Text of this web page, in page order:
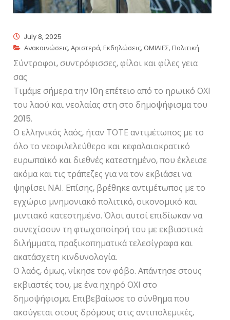
July 8, 2025
Ανακοινώσεις,Αριστερά,Εκδηλώσεις, ΟΜΙΛΙΕΣ,Πολιτική
Σύντροφοι, συντρόφισσες, φίλοι και φίλες γεια
σας
Τιμάμε σήμερα την 10η επέτειο από το ηρωικό ΟΧΙ
του λαού και νεολαίας στη στο δημοψήφισμα του
2015.
Ο ελληνικός λαός, ήταν ΤΟΤΕ αντιμέτωπος με το
όλο το νεοφιλελεύθερο και κεφαλαιοκρατικό
ευρωπαϊκό και διεθνές κατεστημένο, που έκλεισε
ακόμα και τις τράπεζες για να τον εκβιάσει να
ψηφίσει ΝΑΙ. Επίσης, βρέθηκε αντιμέτωπος με το
εγχώριο μνημονιακό πολιτικό, οικονομικό και
μιντιακό κατεστημένο. Όλοι αυτοί επιδίωκαν να
συνεχίσουν τη φτωχοποίησή του με εκβιαστικά
διλήμματα, πραξικοπηματικά τελεσίγραφα και
ακατάσχετη κινδυνολογία.
Ο λαός, όμως, νίκησε τον φόβο. Απάντησε στους
εκβιαστές του, με ένα ηχηρό ΟΧΙ στο
δημοψήφισμα. Επιβεβαίωσε το σύνθημα που
ακούγεται στους δρόμους στις αντιπολεμικές,